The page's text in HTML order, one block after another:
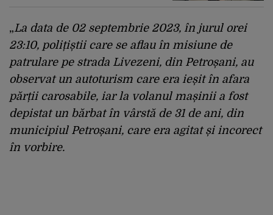
„La data de 02 septembrie 2023, în jurul orei
23:10, polițiștii care se aflau în misiune de
patrulare pe strada Livezeni, din Petroșani, au
observat un autoturism care era ieșit în afara
părții carosabile, iar la volanul mașinii a fost
depistat un bărbat în vârstă de 31 de ani, din
municipiul Petroșani, care era agitat și incorect
în vorbire.